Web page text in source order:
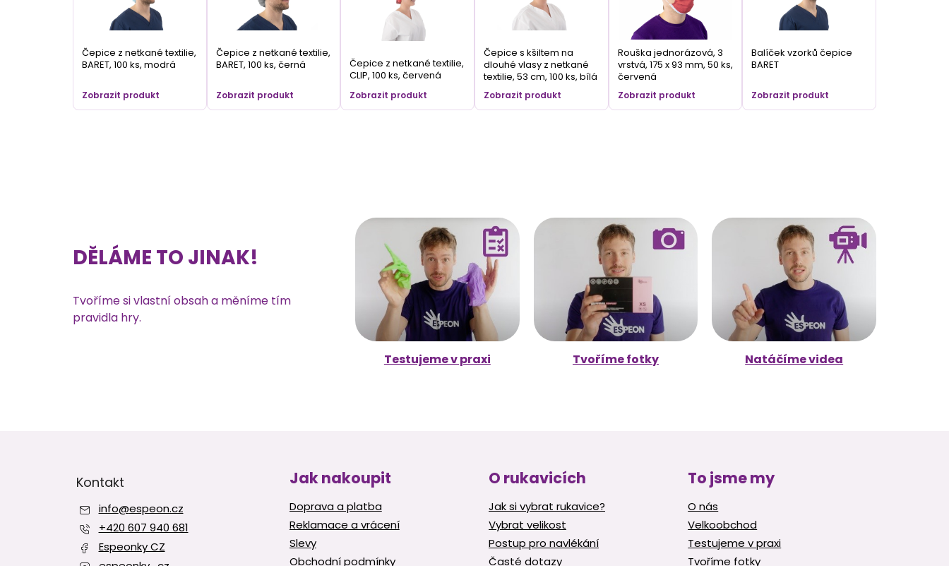
Čepice z netkané textilie,
BARET, 100 ks, modrá
Zobrazit produkt
Čepice z netkané textilie,
BARET, 100 ks, černá
Zobrazit produkt
Čepice z netkané textilie,
CLIP, 100 ks, červená
Zobrazit produkt
Čepice s kšiltem na
dlouhé vlasy z netkané
textilie, 53 cm, 100 ks, bílá
Zobrazit produkt
Rouška jednorázová, 3
vrstvá, 175 x 93 mm, 50 ks,
červená
Zobrazit produkt
Balíček vzorků čepice
BARET
Zobrazit produkt
DĚLÁME TO JINAK!
Tvoříme si vlastní obsah a měníme tím
pravidla hry.
Testujeme v praxi Tvoříme fotky Natáčíme videa
Kontakt
info@espeon.cz
+420 607 940 681
Espeonky CZ
Jak nakoupit
Doprava a platba
Reklamace a vrácení
Slevy
Obchodní podmínky
O rukavicích
Jak si vybrat rukavice?
Vybrat velikost
Postup pro navlékání
Časté dotazy
To jsme my
O nás
Velkoobchod
Testujeme v praxi
Tvoříme fotky